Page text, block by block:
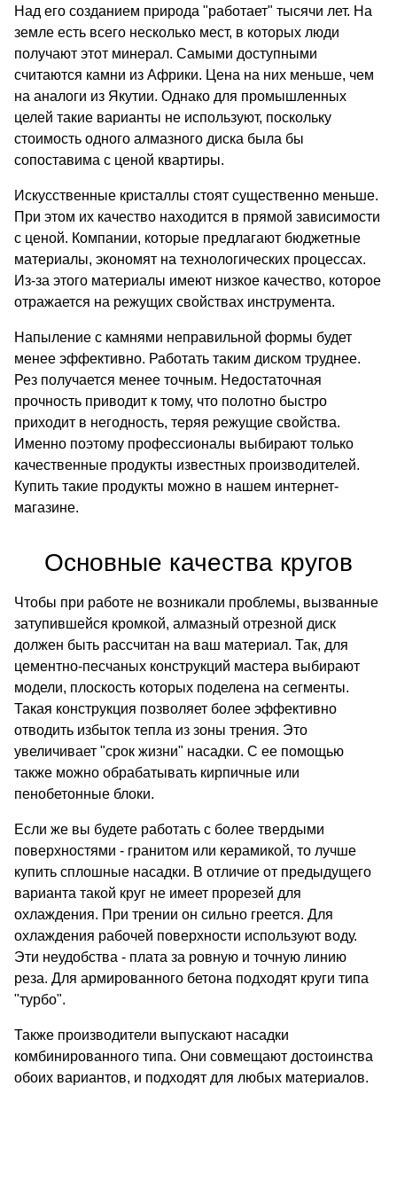
Над его созданием природа "работает" тысячи лет. На
земле есть всего несколько мест, в которых люди
получают этот минерал. Самыми доступными
считаются камни из Африки. Цена на них меньше, чем
на аналоги из Якутии. Однако для промышленных
целей такие варианты не используют, поскольку
стоимость одного алмазного диска была бы
сопоставима с ценой квартиры.
Искусственные кристаллы стоят существенно меньше.
При этом их качество находится в прямой зависимости
с ценой. Компании, которые предлагают бюджетные
материалы, экономят на технологических процессах.
Из-за этого материалы имеют низкое качество, которое
отражается на режущих свойствах инструмента.
Напыление с камнями неправильной формы будет
менее эффективно. Работать таким диском труднее.
Рез получается менее точным. Недостаточная
прочность приводит к тому, что полотно быстро
приходит в негодность, теряя режущие свойства.
Именно поэтому профессионалы выбирают только
качественные продукты известных производителей.
Купить такие продукты можно в нашем интернет-
магазине.
Основные качества кругов
Чтобы при работе не возникали проблемы, вызванные
затупившейся кромкой, алмазный отрезной диск
должен быть рассчитан на ваш материал. Так, для
цементно-песчаных конструкций мастера выбирают
модели, плоскость которых поделена на сегменты.
Такая конструкция позволяет более эффективно
отводить избыток тепла из зоны трения. Это
увеличивает "срок жизни" насадки. С ее помощью
также можно обрабатывать кирпичные или
пенобетонные блоки.
Если же вы будете работать с более твердыми
поверхностями - гранитом или керамикой, то лучше
купить сплошные насадки. В отличие от предыдущего
варианта такой круг не имеет прорезей для
охлаждения. При трении он сильно греется. Для
охлаждения рабочей поверхности используют воду.
Эти неудобства - плата за ровную и точную линию
реза. Для армированного бетона подходят круги типа
"турбо".
Также производители выпускают насадки
комбинированного типа. Они совмещают достоинства
обоих вариантов, и подходят для любых материалов.